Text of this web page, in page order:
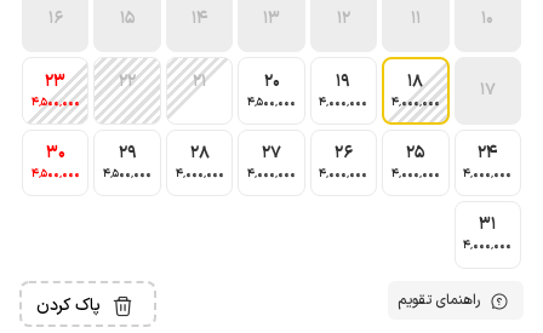
10
11
12
13
14
15
16
17
18
4٬000٬000
19
4٬000٬000
20
4٬500٬000
21
22
23
4٬500٬000
24
4٬000٬000
25
4٬000٬000
26
4٬000٬000
27
4٬000٬000
28
4٬000٬000
29
4٬500٬000
30
4٬500٬000
31
4٬000٬000
راهنمای تقویم پاک کردن